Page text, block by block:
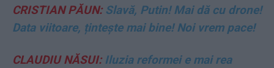
CRISTIAN PĂUN:Slavă, Putin! Mai dă cu drone!
Data viitoare, țintește mai bine! Noi vrem pace!
CLAUDIU NĂSUI:Iluzia reformei e mai rea